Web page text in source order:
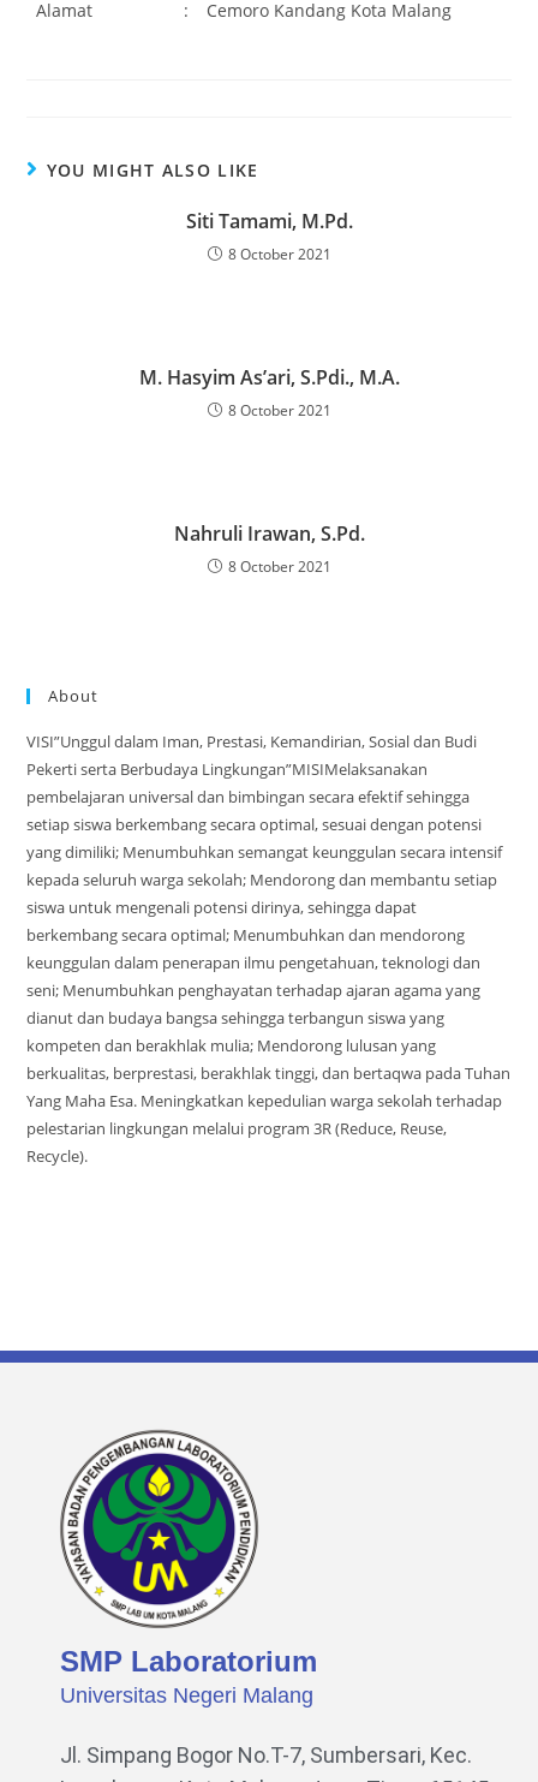
Alamat : Cemoro Kandang Kota Malang
YOU MIGHT ALSO LIKE
Siti Tamami, M.Pd.
8 October 2021
M. Hasyim As’ari, S.Pdi., M.A.
8 October 2021
Nahruli Irawan, S.Pd.
8 October 2021
About
VISI”Unggul dalam Iman, Prestasi, Kemandirian, Sosial dan Budi
Pekerti serta Berbudaya Lingkungan”MISIMelaksanakan
pembelajaran universal dan bimbingan secara efektif sehingga
setiap siswa berkembang secara optimal, sesuai dengan potensi
yang dimiliki; Menumbuhkan semangat keunggulan secara intensif
kepada seluruh warga sekolah; Mendorong dan membantu setiap
siswa untuk mengenali potensi dirinya, sehingga dapat
berkembang secara optimal; Menumbuhkan dan mendorong
keunggulan dalam penerapan ilmu pengetahuan, teknologi dan
seni; Menumbuhkan penghayatan terhadap ajaran agama yang
dianut dan budaya bangsa sehingga terbangun siswa yang
kompeten dan berakhlak mulia; Mendorong lulusan yang
berkualitas, berprestasi, berakhlak tinggi, dan bertaqwa pada Tuhan
Yang Maha Esa. Meningkatkan kepedulian warga sekolah terhadap
pelestarian lingkungan melalui program 3R (Reduce, Reuse,
Recycle).
SMP Laboratorium
Universitas Negeri Malang
Jl. Simpang Bogor No.T-7, Sumbersari, Kec.